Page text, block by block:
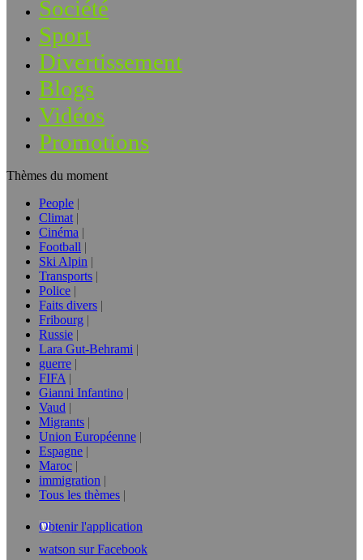
Société
Sport
Divertissement
Blogs
Vidéos
Promotions
Thèmes du moment
People
Climat
Cinéma
Football
Ski Alpin
Transports
Police
Faits divers
Fribourg
Russie
Lara Gut-Behrami
guerre
FIFA
Gianni Infantino
Vaud
Migrants
Union Européenne
Espagne
Maroc
immigration
Tous les thèmes
Obtenir l'application
watson sur Facebook